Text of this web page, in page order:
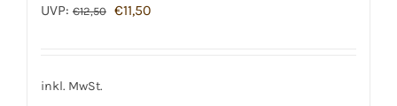
UVP: €12,50 Ursprünglicher
€11,50
inkl. MwSt.